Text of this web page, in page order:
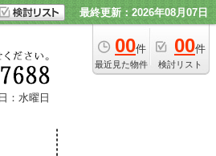
最終更新：2026年08月07日
00件
最近見た物件
00件
検討リスト
：水曜日